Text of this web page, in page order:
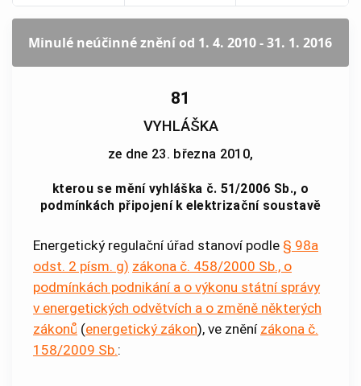
Minulé neúčinné zněníod 1. 4. 2010 - 31. 1. 2016
81
VYHLÁŠKA
ze dne 23. března 2010,
kterou se mění vyhláška č. 51/2006 Sb., o
podmínkách připojení k elektrizační soustavě
Energetický regulační úřad stanoví podle § 98a
odst. 2 písm. g) zákona č. 458/2000 Sb., o
podmínkách podnikání a o výkonu státní správy
v energetických odvětvích a o změně některých
zákonů (energetický zákon), ve znění zákona č.
158/2009 Sb.: